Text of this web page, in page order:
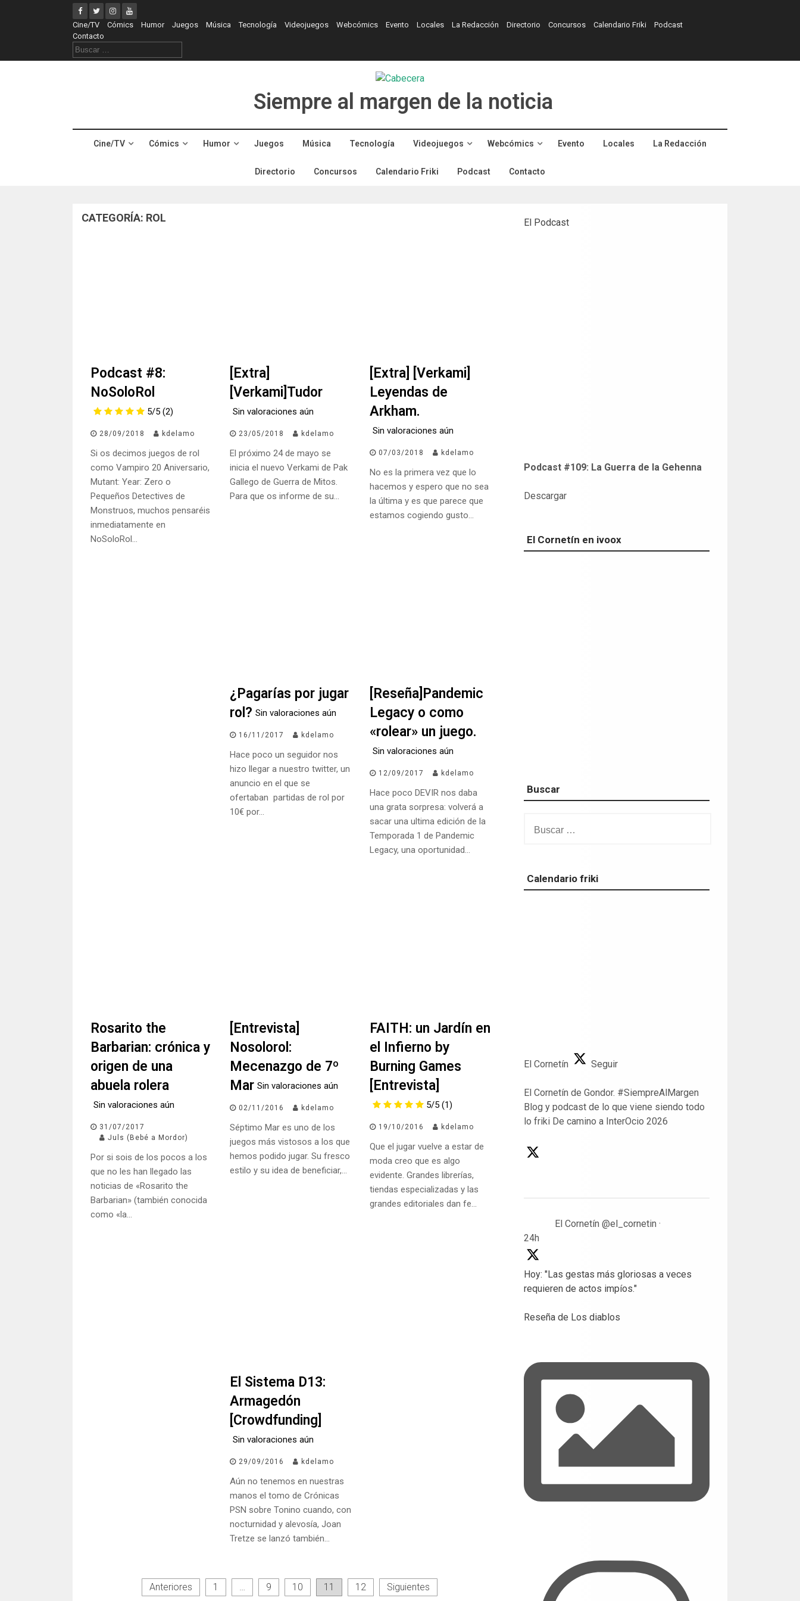
Cine/TV Cómics Humor Juegos Música Tecnología Videojuegos Webcómics Evento Locales La Redacción Directorio Concursos Calendario Friki
Podcast
Contacto
Buscar:
Siempre al margen de la noticia
Cine/TV Cómics Humor Juegos Música Tecnología Videojuegos Webcómics Evento Locales La Redacción
Directorio Concursos Calendario Friki Podcast Contacto
CATEGORÍA: ROL
Podcast #8:
NoSoloRol
5/5 (2)
28/09/2018 kdelamo
Si os decimos juegos de rol
como Vampiro 20 Aniversario,
Mutant: Year: Zero o
Pequeños Detectives de
Monstruos, muchos pensaréis
inmediatamente en
NoSoloRol…
[Extra]
[Verkami]Tudor
Sin valoraciones aún
23/05/2018 kdelamo
El próximo 24 de mayo se
inicia el nuevo Verkami de Pak
Gallego de Guerra de Mitos.
Para que os informe de su…
[Extra] [Verkami]
Leyendas de
Arkham.
Sin valoraciones aún
07/03/2018 kdelamo
No es la primera vez que lo
hacemos y espero que no sea
la última y es que parece que
estamos cogiendo gusto…
¿Pagarías por jugar
rol? Sin valoraciones aún
16/11/2017 kdelamo
Hace poco un seguidor nos
hizo llegar a nuestro twitter, un
anuncio en el que se
ofertaban partidas de rol por
10€ por…
[Reseña]Pandemic
Legacy o como
«rolear» un juego.
Sin valoraciones aún
12/09/2017 kdelamo
Hace poco DEVIR nos daba
una grata sorpresa: volverá a
sacar una ultima edición de la
Temporada 1 de Pandemic
Legacy, una oportunidad…
Rosarito the
Barbarian: crónica y
origen de una
abuela rolera
Sin valoraciones aún
31/07/2017
Juls (Bebé a Mordor)
Por si sois de los pocos a los
que no les han llegado las
noticias de «Rosarito the
Barbarian» (también conocida
como «la…
[Entrevista]
Nosolorol:
Mecenazgo de 7º
Mar Sin valoraciones aún
02/11/2016 kdelamo
Séptimo Mar es uno de los
juegos más vistosos a los que
hemos podido jugar. Su fresco
estilo y su idea de beneficiar,…
FAITH: un Jardín en
el Infierno by
Burning Games
[Entrevista]
5/5 (1)
19/10/2016 kdelamo
Que el jugar vuelve a estar de
moda creo que es algo
evidente. Grandes librerías,
tiendas especializadas y las
grandes editoriales dan fe…
El Sistema D13:
Armagedón
[Crowdfunding]
Sin valoraciones aún
29/09/2016 kdelamo
Aún no tenemos en nuestras
manos el tomo de Crónicas
PSN sobre Tonino cuando, con
nocturnidad y alevosía, Joan
Tretze se lanzó también…
Anteriores 1 9 10 11 12 Siguientes
El Podcast
Podcast #109: La Guerra de la Gehenna
Descargar
El Cornetín en ivoox
Buscar
Calendario friki
El Cornetín Seguir
El Cornetín de Gondor. #SiempreAlMargen
Blog y podcast de lo que viene siendo todo
lo friki De camino a InterOcio 2026
El Cornetín @el_cornetin ·
24h
Hoy: "Las gestas más gloriosas a veces
requieren de actos impíos."
Reseña de Los diablos